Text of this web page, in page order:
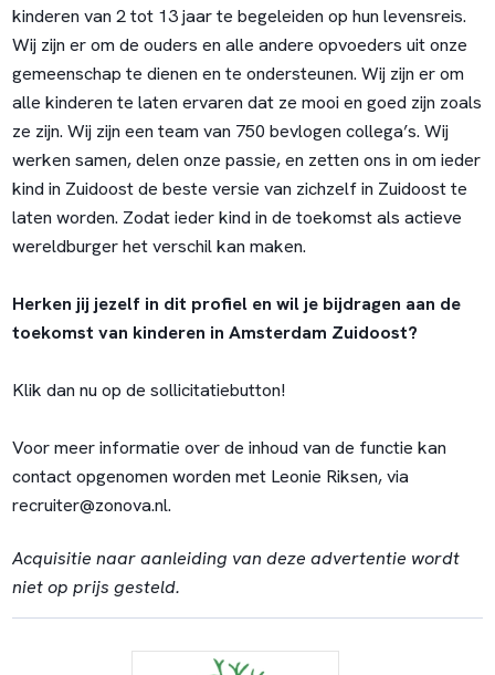
kinderen van 2 tot 13 jaar te begeleiden op hun levensreis.
Wij zijn er om de ouders en alle andere opvoeders uit onze
gemeenschap te dienen en te ondersteunen. Wij zijn er om
alle kinderen te laten ervaren dat ze mooi en goed zijn zoals
ze zijn. Wij zijn een team van 750 bevlogen collega’s. Wij
werken samen, delen onze passie, en zetten ons in om ieder
kind in Zuidoost de beste versie van zichzelf in Zuidoost te
laten worden. Zodat ieder kind in de toekomst als actieve
wereldburger het verschil kan maken.
Herken jij jezelf in dit profiel en wil je bijdragen aan de
toekomst van kinderen in Amsterdam Zuidoost?
Klik dan nu op de sollicitatiebutton!
Voor meer informatie over de inhoud van de functie kan
contact opgenomen worden met Leonie Riksen, via
recruiter@zonova.nl.
Acquisitie naar aanleiding van deze advertentie wordt
niet op prijs gesteld.